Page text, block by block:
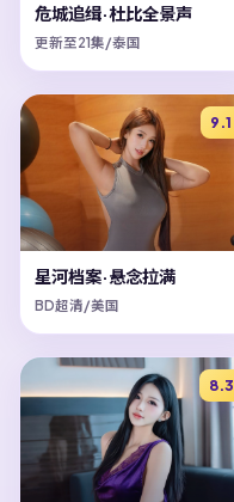
危城追缉·杜比全景声
更新至21集/泰国
9.1
星河档案·悬念拉满
BD超清/美国
8.3